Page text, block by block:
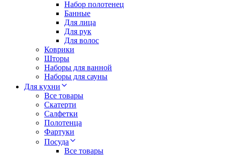
Набор полотенец
Банные
Для лица
Для рук
Для волос
Коврики
Шторы
Наборы для ванной
Наборы для сауны
Для кухни
Все товары
Скатерти
Салфетки
Полотенца
Фартуки
Посуда
Все товары